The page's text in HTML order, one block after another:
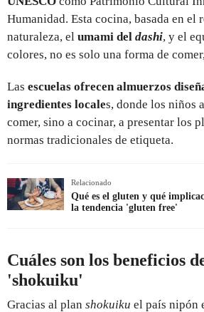
Humanidad. Esta cocina, basada en el
naturaleza, el umami del dashi, y el
colores, no es solo una forma de
Las escuelas ofrecen almuerzos
ingredientes locales, donde los niños
comer, sino a cocinar, a presentar los
normas tradicionales de etiqueta.
Relacionado
Qué es el gluten y qué
la tendencia 'gluten free'
Cuáles son los beneficios
'shokuiku'
Gracias al plan shokuiku el país nipón